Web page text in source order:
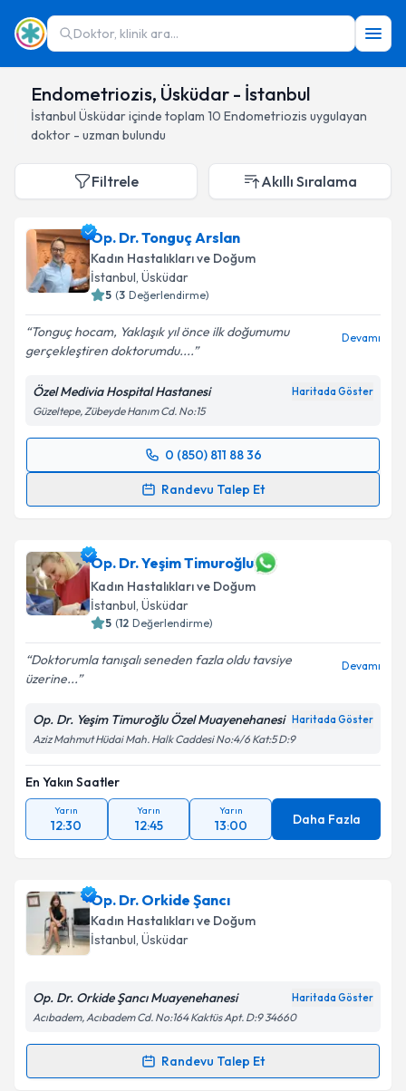
Doktor, klinik ara...
Endometriozis, Üsküdar - İstanbul
İstanbul Üsküdariçinde toplam 10 Endometriozis uygulayan
doktor - uzman bulundu
Filtrele Akıllı Sıralama
Op. Dr. Tonguç Arslan
Kadın Hastalıkları ve Doğum
İstanbul, Üsküdar
5 (3 Değerlendirme)
Tonguç hocam, Yaklaşık yıl önce ilk doğumumu
gerçekleştiren doktorumdu....
Devamı
Özel Medivia Hospital Hastanesi Haritada Göster
Güzeltepe, Zübeyde Hanım Cd. No:15
0 (850) 811 88 36
Randevu Talep Et
Randevu Takvimi Talebi
takvim hazırlandığında e-posta ile bilgilendireceğiz.
E-posta Adresiniz
kapsamda işlenmesini kabul ediyorum.
Op. Dr. Yeşim Timuroğlu
Kadın Hastalıkları ve Doğum
İstanbul, Üsküdar
5 (12 Değerlendirme)
Doktorumla tanışalı seneden fazla oldu tavsiye
üzerine...
Devamı
Op. Dr. Yeşim Timuroğlu Özel Muayenehanesi Haritada Göster
Aziz Mahmut Hüdai Mah. Halk Caddesi No:4/6 Kat:5 D:9
En Yakın Saatler
Yarın
12:30
Yarın
12:45
Yarın
13:00 Daha Fazla
Op. Dr. Orkide Şancı
Kadın Hastalıkları ve Doğum
İstanbul, Üsküdar
Op. Dr. Orkide Şancı Muayenehanesi Haritada Göster
Acıbadem, Acıbadem Cd. No:164 Kaktüs Apt. D:9 34660
Randevu Talep Et
Randevu Takvimi Talebi